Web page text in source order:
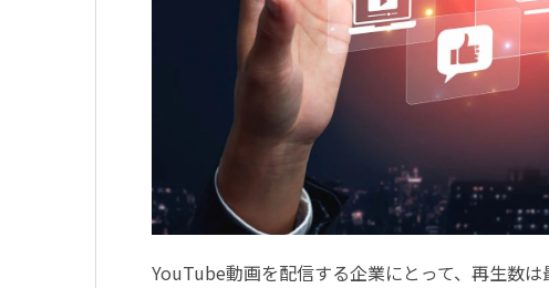
YouTube動画を配信する企業にとって、再生数